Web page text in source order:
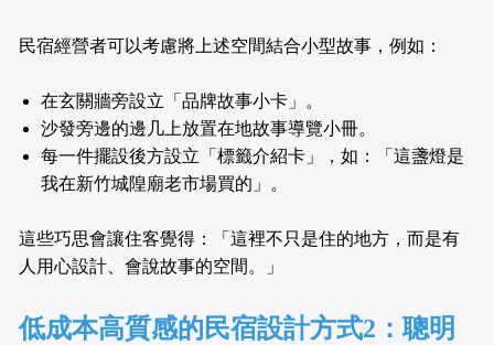
民宿經營者可以考慮將上述空間結合小型故事，例如：
在玄關牆旁設立「品牌故事小卡」。
沙發旁邊的邊几上放置在地故事導覽小冊。
每一件擺設後方設立「標籤介紹卡」，如：「這盞燈是
我在新竹城隍廟老市場買的」。
這些巧思會讓住客覺得：「這裡不只是住的地方，而是有
人用心設計、會說故事的空間。」
低成本高質感的民宿設計方式2：聰明